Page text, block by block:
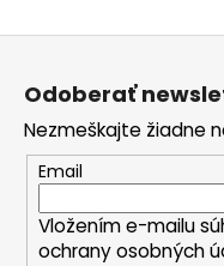
Z
Odoberať
Nezmeškajte žiadne
Email
Vložením e-mailu
ochrany osobných